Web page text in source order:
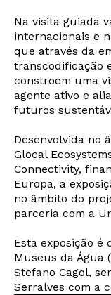
Na visita guiada
internacionais e
que através da
transcodificação
constroem uma
agente ativo e
futuros
Desenvolvida no
Glocal
Connectivity,
Europa, a
no âmbito do
parceria com a
Esta exposição é
Museus da Água
Stefano Cagol,
Serralves com a